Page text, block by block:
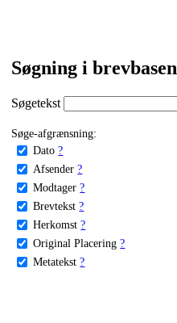
Søgning i brevbasen
Søgetekst
Søge-afgrænsning:
Dato ?
Afsender ?
Modtager ?
Brevtekst ?
Herkomst ?
Original Placering ?
Metatekst ?